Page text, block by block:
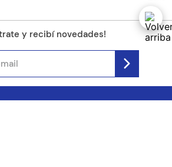
y recibí novedades!